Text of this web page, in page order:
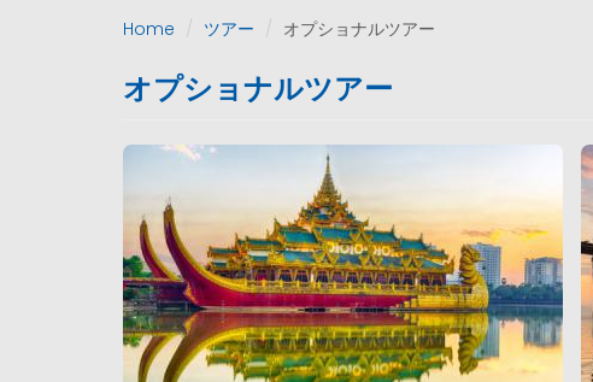
Home ツアー オプショナルツアー
オプショナルツアー